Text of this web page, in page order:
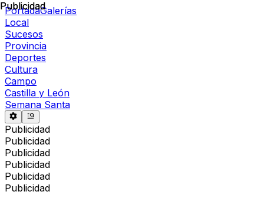
PortadaGalerías
Local
Sucesos
Provincia
Deportes
Cultura
Campo
Castilla y León
Semana Santa
Publicidad
Publicidad
Publicidad
Publicidad
Publicidad
Publicidad
Publicidad
Publicidad